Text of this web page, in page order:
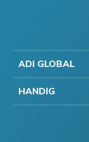
ADI GLOBAL
HANDIG